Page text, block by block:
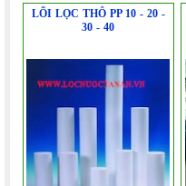
LÕI LỌC THÔ PP 10 - 20 -
30 - 40